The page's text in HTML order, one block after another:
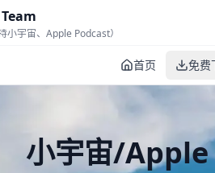
宇宙、Apple Podcast）
首页 免费
小宇宙/Apple